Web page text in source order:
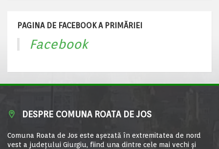
PAGINA DE FACEBOOK A PRIMĂRIEI
Facebook
DESPRE COMUNA ROATA DE JOS
Comuna Roata de Jos este aşezată în extremitatea de nord
vest a judeţului Giurgiu, fiind una dintre cele mai vechi şi